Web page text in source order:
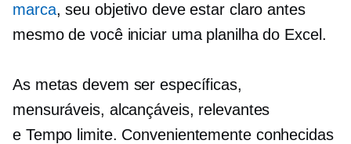
marca, seu objetivo deve estar claro antes
mesmo de você iniciar uma planilha do Excel.
As metas devem ser específicas,
mensuráveis, alcançáveis, relevantes
e Tempo limite. Convenientemente conhecidas